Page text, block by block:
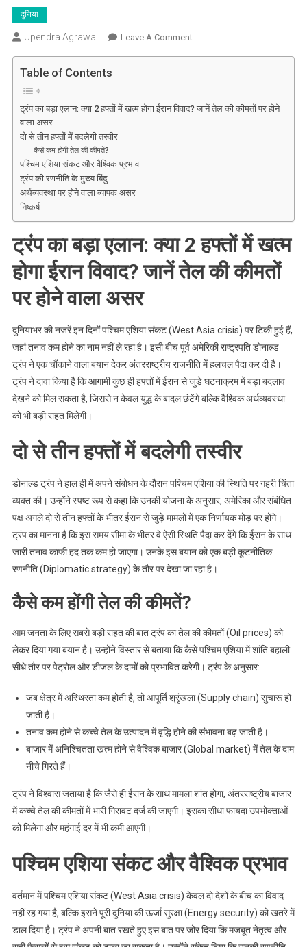
दुनिया
Upendra Agrawal Leave A CommentOn
जानें
की
होगा
असर!
Table of Contents
ट्रंप का बड़ा एलान: क्या 2 हफ्तों में खत्म होगा ईरान विवाद? जानें तेल की कीमतों पर होने
वाला असर
दो से तीन हफ्तों में बदलेगी तस्वीर
कैसे कम होंगी तेल की कीमतें?
पश्चिम एशिया संकट और वैश्विक प्रभाव
ट्रंप की रणनीति के मुख्य बिंदु
अर्थव्यवस्था पर होने वाला व्यापक असर
निष्कर्ष
ट्रंप का बड़ा एलान: क्या 2 हफ्तों में खत्म
होगा ईरान विवाद? जानें तेल की कीमतों
पर होने वाला असर
दुनियाभर की नजरें इन दिनों पश्चिम एशिया संकट (West Asia crisis) पर टिकी हुई हैं,
जहां तनाव कम होने का नाम नहीं ले रहा है। इसी बीच पूर्व अमेरिकी राष्ट्रपति डोनाल्ड
ट्रंप ने एक चौंकाने वाला बयान देकर अंतरराष्ट्रीय राजनीति में हलचल पैदा कर दी है।
ट्रंप ने दावा किया है कि आगामी कुछ ही हफ्तों में ईरान से जुड़े घटनाक्रम में बड़ा बदलाव
देखने को मिल सकता है, जिससे न केवल युद्ध के बादल छंटेंगे बल्कि वैश्विक अर्थव्यवस्था
को भी बड़ी राहत मिलेगी।
दो से तीन हफ्तों में बदलेगी तस्वीर
डोनाल्ड ट्रंप ने हाल ही में अपने संबोधन के दौरान पश्चिम एशिया की स्थिति पर गहरी चिंता
व्यक्त की। उन्होंने स्पष्ट रूप से कहा कि उनकी योजना के अनुसार, अमेरिका और संबंधित
पक्ष अगले दो से तीन हफ्तों के भीतर ईरान से जुड़े मामलों में एक निर्णायक मोड़ पर होंगे।
ट्रंप का मानना है कि इस समय सीमा के भीतर वे ऐसी स्थिति पैदा कर देंगे कि ईरान के साथ
जारी तनाव काफी हद तक कम हो जाएगा। उनके इस बयान को एक बड़ी कूटनीतिक
रणनीति (Diplomatic strategy) के तौर पर देखा जा रहा है।
कैसे कम होंगी तेल की कीमतें?
आम जनता के लिए सबसे बड़ी राहत की बात ट्रंप का तेल की कीमतों (Oil prices) को
लेकर दिया गया बयान है। उन्होंने विस्तार से बताया कि कैसे पश्चिम एशिया में शांति बहाली
सीधे तौर पर पेट्रोल और डीजल के दामों को प्रभावित करेगी। ट्रंप के अनुसार:
जब क्षेत्र में अस्थिरता कम होती है, तो आपूर्ति श्रृंखला (Supply chain) सुचारू हो
जाती है।
तनाव कम होने से कच्चे तेल के उत्पादन में वृद्धि होने की संभावना बढ़ जाती है।
बाजार में अनिश्चितता खत्म होने से वैश्विक बाजार (Global market) में तेल के दाम
नीचे गिरते हैं।
ट्रंप ने विश्वास जताया है कि जैसे ही ईरान के साथ मामला शांत होगा, अंतरराष्ट्रीय बाजार
में कच्चे तेल की कीमतों में भारी गिरावट दर्ज की जाएगी। इसका सीधा फायदा उपभोक्ताओं
को मिलेगा और महंगाई दर में भी कमी आएगी।
पश्चिम एशिया संकट और वैश्विक प्रभाव
वर्तमान में पश्चिम एशिया संकट (West Asia crisis) केवल दो देशों के बीच का विवाद
नहीं रह गया है, बल्कि इसने पूरी दुनिया की ऊर्जा सुरक्षा (Energy security) को खतरे में
डाल दिया है। ट्रंप ने अपनी बात रखते हुए इस बात पर जोर दिया कि मजबूत नेतृत्व और